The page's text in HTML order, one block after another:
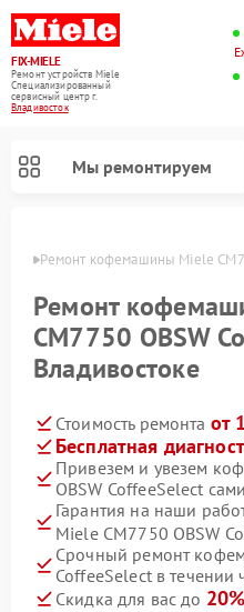
FIX-MIELE
Ремонт устройств Miele
Специализированный
cервисный центр г.
Владивосток
Мы ремонтируем
Ремонт кофемашины Miele
Ремонт
CM7750 OBSW
Владивостоке
Стоимость ремонта от
Бесплатная
Привезем и увезем
OBSW CoffeeSelect сами
Гарантия на наши
Miele CM7750 OBSW
Срочный ремонт
CoffeeSelect в течении
Скидка для вас до 20%